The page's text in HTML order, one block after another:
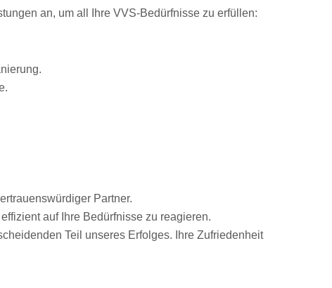
an, um all Ihre VVS-Bedürfnisse zu erfüllen:
Partner.
auf Ihre Bedürfnisse zu reagieren.
Teil unseres Erfolges. Ihre Zufriedenheit